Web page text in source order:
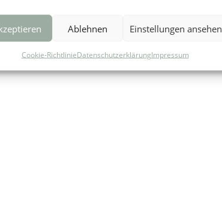
Ablehnen Einstellungen ansehen
Cookie-RichtlinieDatenschutzerklärungImpressum